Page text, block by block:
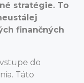
stratégie. To
finančných
do
Táto